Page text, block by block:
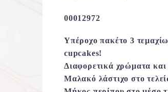
17,90 €.
00012972
Υπέροχο πακέτο 3
cupcakes!
Διαφορετικά χρώματα και
Μαλακό λάστιχο στο